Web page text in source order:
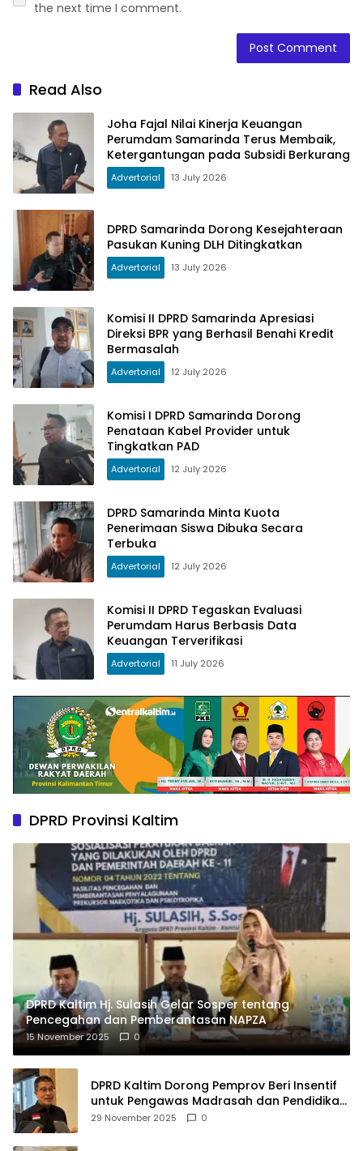
the next time I comment.
Read Also
Joha Fajal Nilai Kinerja Keuangan
Perumdam Samarinda Terus Membaik,
Ketergantungan pada Subsidi Berkurang
Advertorial 13 July 2026
DPRD Samarinda Dorong Kesejahteraan
Pasukan Kuning DLH Ditingkatkan
Advertorial 13 July 2026
Komisi II DPRD Samarinda Apresiasi
Direksi BPR yang Berhasil Benahi Kredit
Bermasalah
Advertorial 12 July 2026
Komisi I DPRD Samarinda Dorong
Penataan Kabel Provider untuk
Tingkatkan PAD
Advertorial 12 July 2026
DPRD Samarinda Minta Kuota
Penerimaan Siswa Dibuka Secara
Terbuka
Advertorial 12 July 2026
Komisi II DPRD Tegaskan Evaluasi
Perumdam Harus Berbasis Data
Keuangan Terverifikasi
Advertorial 11 July 2026
DPRD Provinsi Kaltim
DPRD Kaltim Hj. Sulasih Gelar Sosper tentang
Pencegahan dan Pemberantasan NAPZA
15 November 2025 0
DPRD Kaltim Dorong Pemprov Beri Insentif
untuk Pengawas Madrasah dan Pendidikan
Agama
29 November 2025 0